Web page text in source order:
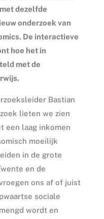
dezelfde
onderzoek van
De interactieve
hoe het in
met de
Bastian
lieten we zien
een laag inkomen
moeilijk
in de grote
en de
ons af of juist
sociale
wordt en